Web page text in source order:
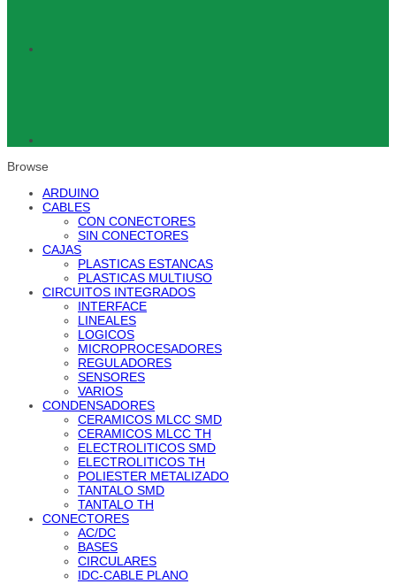
Browse
ARDUINO
CABLES
CON CONECTORES
SIN CONECTORES
CAJAS
PLASTICAS ESTANCAS
PLASTICAS MULTIUSO
CIRCUITOS INTEGRADOS
INTERFACE
LINEALES
LOGICOS
MICROPROCESADORES
REGULADORES
SENSORES
VARIOS
CONDENSADORES
CERAMICOS MLCC SMD
CERAMICOS MLCC TH
ELECTROLITICOS SMD
ELECTROLITICOS TH
POLIESTER METALIZADO
TANTALO SMD
TANTALO TH
CONECTORES
AC/DC
BASES
CIRCULARES
IDC-CABLE PLANO